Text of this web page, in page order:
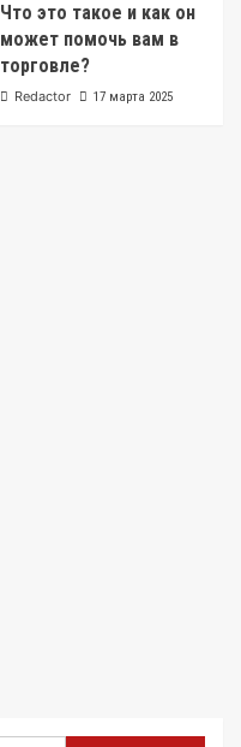
Что это такое и как он
может помочь вам в
торговле?
Redactor 17 марта 2025